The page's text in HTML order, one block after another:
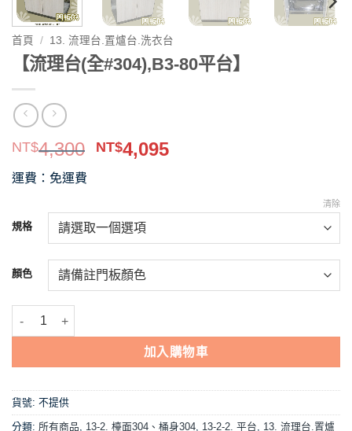
首頁 / 13. 流理台.置爐台.洗衣台
【流理台(全#304),B3-80平台】
NT$4,300 原
NT$4,300。
NT$4,095目
運費：免運費
規格
顏色
清除
【流理台(全#304),B3-80平台】 數量
加入購物車
貨號: 不提供
分類: 所有商品, 13-2. 檯面304、桶身304, 13-2-2. 平台, 13. 流理台.置爐